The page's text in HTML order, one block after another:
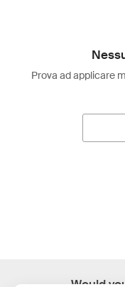
Prova ad applicare